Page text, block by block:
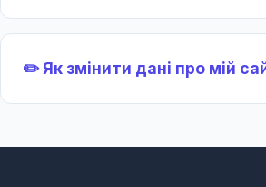
✏️ Як змінити дані про мій